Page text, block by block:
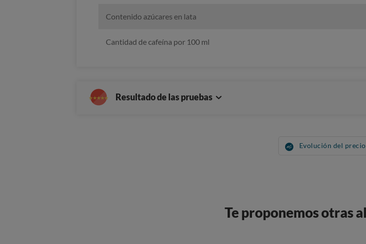
Contenido azúcares en lata
Cantidad de cafeína por 100 ml
Resultado de las pruebas
Evolución del precio
Te proponemos otras